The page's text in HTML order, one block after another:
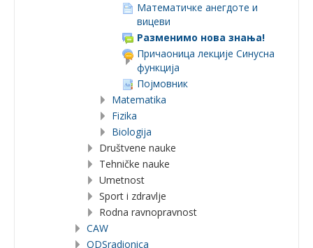
Математичке анегдоте и
вицеви
Разменимо нова знања!
Причаоница лекције Синусна
функција
Појмовник
Matematika
Fizika
Biologija
Društvene nauke
Tehničke nauke
Umetnost
Sport i zdravlje
Rodna ravnopravnost
CAW
ODSradionica